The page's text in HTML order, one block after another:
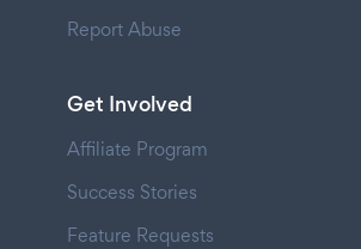
Report Abuse
Get Involved
Affiliate Program
Success Stories
Feature Requests